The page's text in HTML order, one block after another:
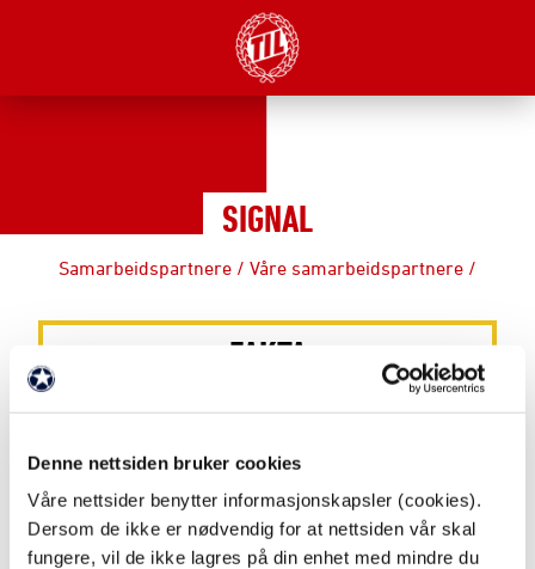
Denne nettsiden bruker cookies
Våre nettsider benytter informasjonskapsler (cookies).
Dersom de ikke er nødvendig for at nettsiden vår skal
fungere, vil de ikke lagres på din enhet med mindre du
SIGNAL
Samarbeidspartnere / Våre samarbeidspartnere /
FAKTA
Partnernivå: Pro TIL
Webadresse:https://signal.no/